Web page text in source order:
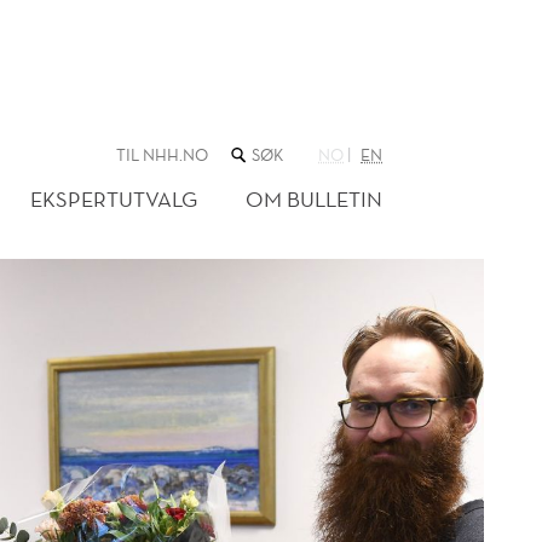
TIL NHH.NO SØK
NETTSTEDET
NO EN
EKSPERTUTVALG OM BULLETIN